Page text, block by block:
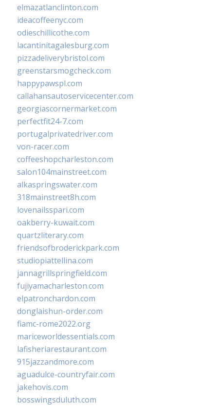
elmazatlanclinton.com
ideacoffeenyc.com
odieschillicothe.com
lacantinitagalesburg.com
pizzadeliverybristol.com
greenstarsmogcheck.com
happypawspl.com
callahansautoservicecenter.com
georgiascornermarket.com
perfectfit24-7.com
portugalprivatedriver.com
von-racer.com
coffeeshopcharleston.com
salon104mainstreet.com
alkaspringswater.com
318mainstreet8h.com
lovenailsspari.com
oakberry-kuwait.com
quartzliterary.com
friendsofbroderickpark.com
studiopiattellina.com
jannagrillspringfield.com
fujiyamacharleston.com
elpatronchardon.com
donglaishun-order.com
fiamc-rome2022.org
mariceworldessentials.com
lafisheriarestaurant.com
915jazzandmore.com
aguadulce-countryfair.com
jakehovis.com
bosswingsduluth.com